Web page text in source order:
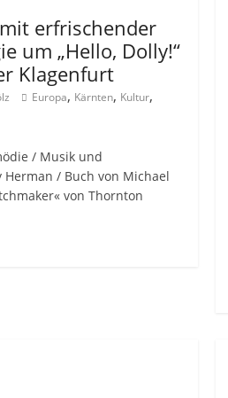
erfrischender
um „Hello, Dolly!“
Klagenfurt
Europa, Kärnten, Kultur,
/ Musik und
Herman / Buch von Michael
von Thornton